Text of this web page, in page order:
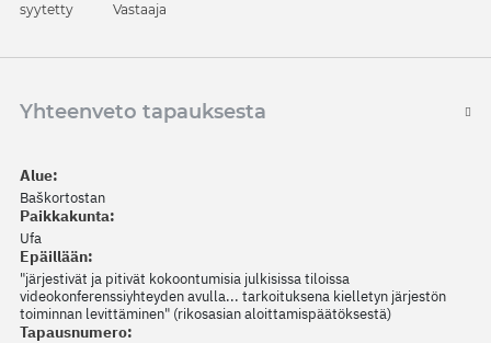
syytetty Vastaaja
Yhteenveto tapauksesta
Alue:
Baškortostan
Paikkakunta:
Ufa
Epäillään:
"järjestivät ja pitivät kokoontumisia julkisissa tiloissa
videokonferenssiyhteyden avulla... tarkoituksena kielletyn järjestön
toiminnan levittäminen" (rikosasian aloittamispäätöksestä)
Tapausnumero: